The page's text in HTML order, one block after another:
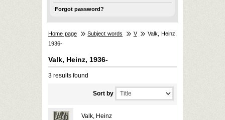
Forgot password?
Home page Subject words V
Valk, Heinz,
1936-
Valk, Heinz, 1936-
3 results found
Sort by
Valk, Heinz